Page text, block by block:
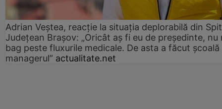
Adrian Veștea, reacție la situația deplorabilă din
Județean Brașov: „Oricât aș fi eu de președinte, nu
bag peste fluxurile medicale. De asta a făcut școală
managerul” actualitate.net